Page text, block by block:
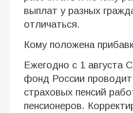
выплат у разных
отличаться.
Кому положена
Ежегодно с 1 августа
фонд России проводит
страховых пенсий
пенсионеров.